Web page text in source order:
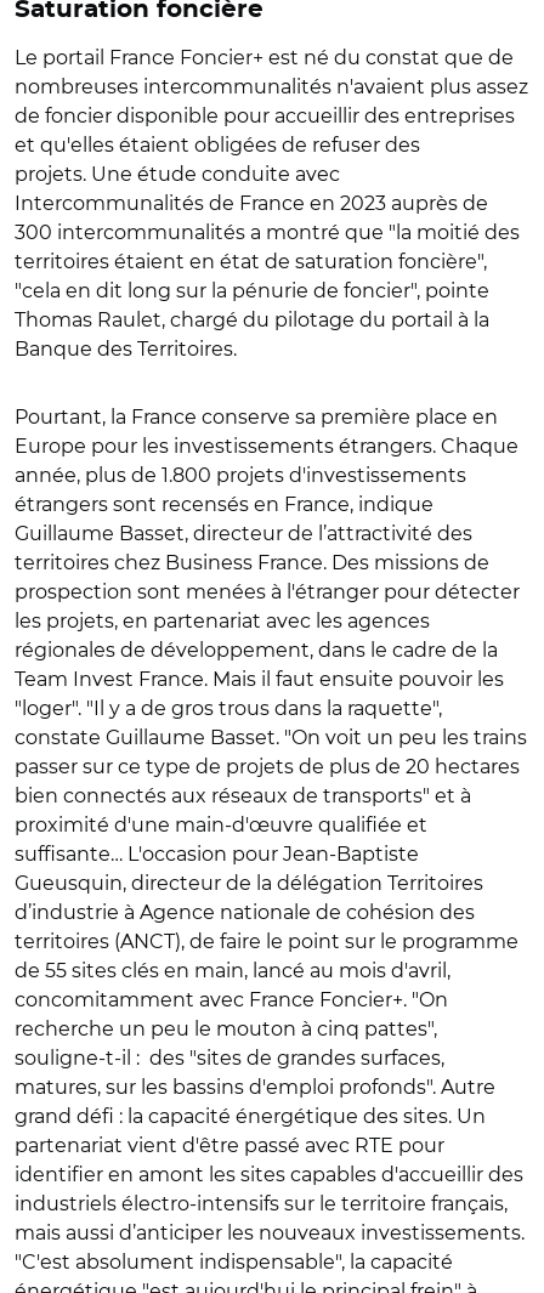
Saturation foncière
Le portail France Foncier+ est né du constat que de
nombreuses intercommunalités n'avaient plus assez
de foncier disponible pour accueillir des entreprises
et qu'elles étaient obligées de refuser des
projets. Une étude conduite avec
Intercommunalités de France en 2023 auprès de
300 intercommunalités a montré que "la moitié des
territoires étaient en état de saturation foncière",
"cela en dit long sur la pénurie de foncier", pointe
Thomas Raulet, chargé du pilotage du portail à la
Banque des Territoires.
Pourtant, la France conserve sa première place en
Europe pour les investissements étrangers. Chaque
année, plus de 1.800 projets d'investissements
étrangers sont recensés en France, indique
Guillaume Basset, directeur de l’attractivité des
territoires chez Business France. Des missions de
prospection sont menées à l'étranger pour détecter
les projets, en partenariat avec les agences
régionales de développement, dans le cadre de la
Team Invest France. Mais il faut ensuite pouvoir les
"loger". "Il y a de gros trous dans la raquette",
constate Guillaume Basset. "On voit un peu les trains
passer sur ce type de projets de plus de 20 hectares
bien connectés aux réseaux de transports" et à
proximité d'une main-d'œuvre qualifiée et
suffisante… L'occasion pour Jean-Baptiste
Gueusquin, directeur de la délégation Territoires
d’industrie à Agence nationale de cohésion des
territoires (ANCT), de faire le point sur le programme
de 55 sites clés en main, lancé au mois d'avril,
concomitamment avec France Foncier+. "On
recherche un peu le mouton à cinq pattes",
souligne-t-il : des "sites de grandes surfaces,
matures, sur les bassins d'emploi profonds". Autre
grand défi : la capacité énergétique des sites. Un
partenariat vient d'être passé avec RTE pour
identifier en amont les sites capables d'accueillir des
industriels électro-intensifs sur le territoire français,
mais aussi d’anticiper les nouveaux investissements.
"C'est absolument indispensable", la capacité